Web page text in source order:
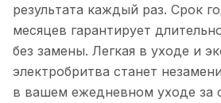
результата каждый раз. Срок
месяцев гарантирует
без замены. Легкая в уходе и
электробритва станет
в вашем ежедневном уходе за